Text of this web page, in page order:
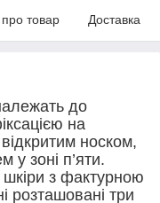
про товар Доставка
до
на
носком,
у зоні п’яти.
шкіри з фактурною
розташовані три